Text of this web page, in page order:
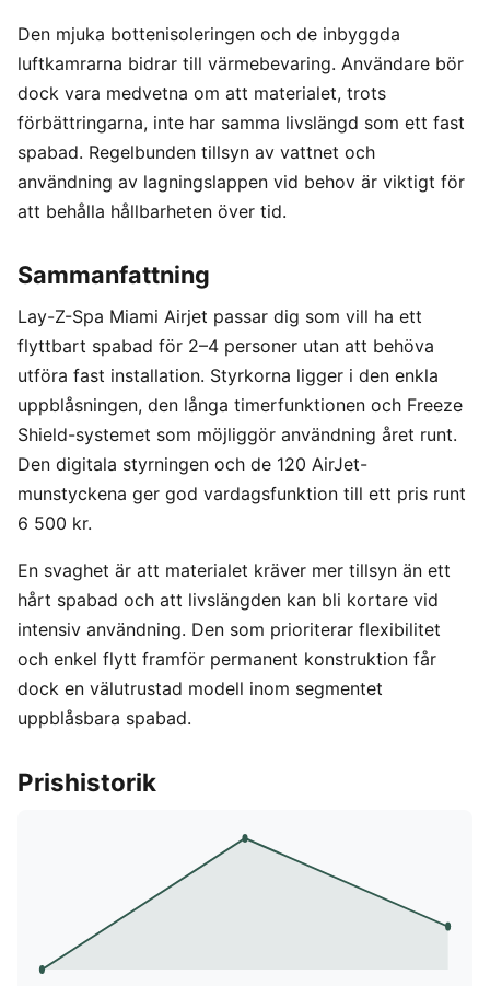
Den mjuka bottenisoleringen och de inbyggda
luftkamrarna bidrar till värmebevaring. Användare bör
dock vara medvetna om att materialet, trots
förbättringarna, inte har samma livslängd som ett fast
spabad. Regelbunden tillsyn av vattnet och
användning av lagningslappen vid behov är viktigt för
att behålla hållbarheten över tid.
Sammanfattning
Lay-Z-Spa Miami Airjet passar dig som vill ha ett
flyttbart spabad för 2–4 personer utan att behöva
utföra fast installation. Styrkorna ligger i den enkla
uppblåsningen, den långa timerfunktionen och Freeze
Shield-systemet som möjliggör användning året runt.
Den digitala styrningen och de 120 AirJet-
munstyckena ger god vardagsfunktion till ett pris runt
6 500 kr.
En svaghet är att materialet kräver mer tillsyn än ett
hårt spabad och att livslängden kan bli kortare vid
intensiv användning. Den som prioriterar flexibilitet
och enkel flytt framför permanent konstruktion får
dock en välutrustad modell inom segmentet
uppblåsbara spabad.
Prishistorik